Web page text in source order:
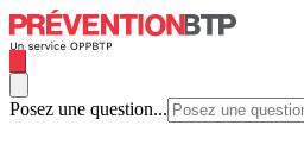
Posez une question...